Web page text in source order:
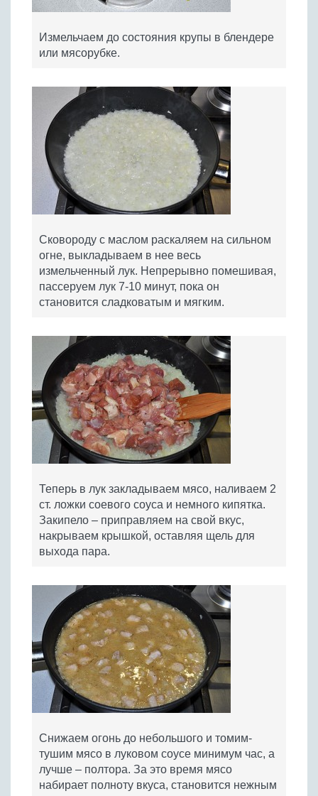
Измельчаем до состояния крупы в блендере
или мясорубке.
Сковороду с маслом раскаляем на сильном
огне, выкладываем в нее весь
измельченный лук. Непрерывно помешивая,
пассеруем лук 7-10 минут, пока он
становится сладковатым и мягким.
Теперь в лук закладываем мясо, наливаем 2
ст. ложки соевого соуса и немного кипятка.
Закипело – приправляем на свой вкус,
накрываем крышкой, оставляя щель для
выхода пара.
Снижаем огонь до небольшого и томим-
тушим мясо в луковом соусе минимум час, а
лучше – полтора. За это время мясо
набирает полноту вкуса, становится нежным